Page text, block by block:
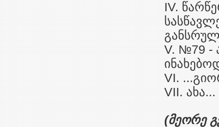
IV.
V. №79 -
VI.
VII.
(მეორე